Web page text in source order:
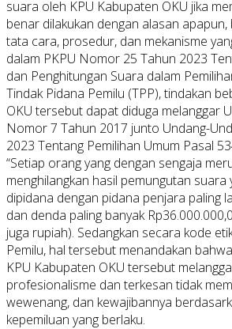
suara oleh KPU Kabupaten OKU jika
benar dilakukan dengan alasan
tata cara, prosedur, dan mekanisme
dalam PKPU Nomor 25 Tahun 2023
dan Penghitungan Suara dalam
Tindak Pidana Pemilu (TPP), tindakan
OKU tersebut dapat diduga melanggar
Nomor 7 Tahun 2017 junto Undang-
2023 Tentang Pemilihan Umum Pasal
“Setiap orang yang dengan sengaja
menghilangkan hasil pemungutan suara
dipidana dengan pidana penjara paling
dan denda paling banyak
juga rupiah). Sedangkan secara kode
Pemilu, hal tersebut menandakan
KPU Kabupaten OKU tersebut
profesionalisme dan terkesan tidak
wewenang, dan kewajibannya
kepemiluan yang berlaku.